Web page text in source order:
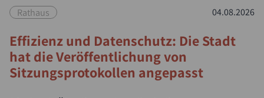
Rathaus 04.08.2026
Effizienz und Datenschutz: Die Stadt
hat die Veröffentlichung von
Sitzungsprotokollen angepasst